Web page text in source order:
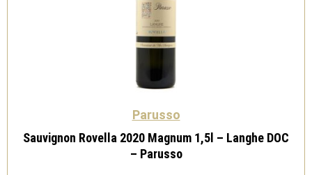
Parusso
Sauvignon Rovella 2020 Magnum 1,5l – Langhe DOC
– Parusso